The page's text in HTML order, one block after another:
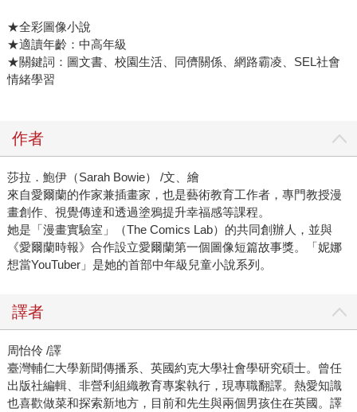
★全彩圖像小說
★適讀年齡：中高年級
★關鍵詞：圖文書、校園生活、同儕關係、網路霸凌、SEL社會
情緒學習
作者
莎拉．鮑伊（Sarah Bowie） /文、繪
來自愛爾蘭的作家兼插畫家，也是藝術教育工作者，專門教授漫
畫創作、視覺傳達和透過塗鴉提升幸福感等課程。
她是「漫畫實驗室」（The Comics Lab）的共同創辦人，並與
《愛爾蘭時報》合作設立愛爾蘭第一個圖像短篇故事獎。「妮娜
想當YouTuber」是她的首部中年級兒童小說系列。
譯者
周怡伶 /譯
臺灣輔仁大學新聞傳播系、英國約克大學社會學研究碩士。曾任
出版社編輯、非營利組織教育專案執行，現專職翻譯。熱愛知識
也喜歡做菜和探索新地方，目前和先生與兩個男孩住在英國。譯